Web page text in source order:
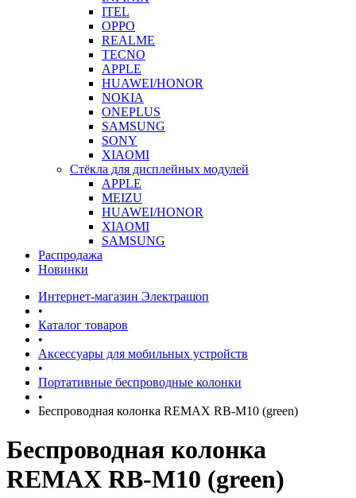
ITEL
OPPO
REALME
TECNO
APPLE
HUAWEI/HONOR
NOKIA
ONEPLUS
SAMSUNG
SONY
XIAOMI
Стёкла для дисплейных модулей
APPLE
MEIZU
HUAWEI/HONOR
XIAOMI
SAMSUNG
Распродажа
Новинки
Интернет-магазин Электрашоп
•
Каталог товаров
•
Аксессуары для мобильных устройств
•
Портативные беспроводные колонки
•
Беспроводная колонка REMAX RB-M10 (green)
Беспроводная колонка
REMAX RB-M10 (green)